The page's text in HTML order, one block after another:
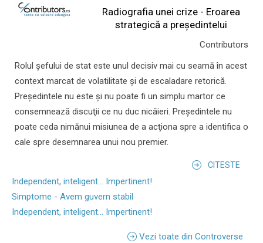
Radiografia unei crize - Eroarea
strategică a președintelui
Contributors
Rolul şefului de stat este unul decisiv mai cu seamă în acest
context marcat de volatilitate şi de escaladare retorică.
Preşedintele nu este şi nu poate fi un simplu martor ce
consemnează discuţii ce nu duc nicăieri. Preşedintele nu
poate ceda nimănui misiunea de a acţiona spre a identifica o
cale spre desemnarea unui nou premier.
CITESTE
Independent, inteligent... Impertinent!
Simptome - Avem guvern stabil
Independent, inteligent... Impertinent!
Vezi toate din Controverse